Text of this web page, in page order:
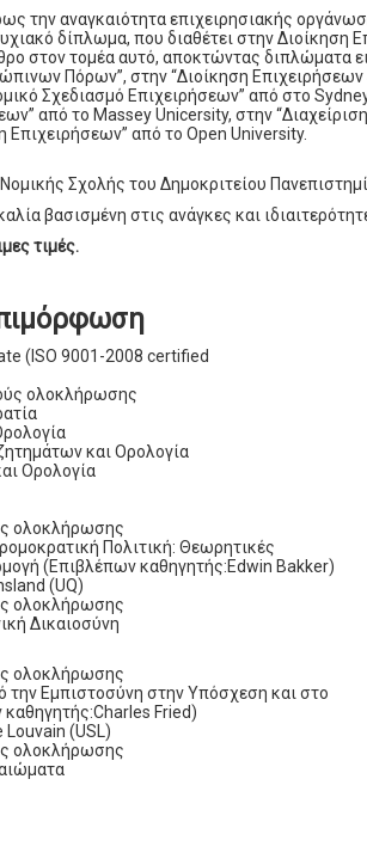
την αναγκαιότητα επιχειρησιακής
δίπλωμα, που διαθέτει στην Διοίκηση
στον τομέα αυτό, αποκτώντας διπλώματα
Πόρων”, στην “Διοίκηση Επιχειρήσεων
Σχεδιασμό Επιχειρήσεων” από στο
από το Massey Unicersity, στην
Επιχειρήσεων” από το Open University.
Σχολής του Δημοκριτείου
βασισμένη στις ανάγκες και
τιμές.
(ISO 9001-2008 certified
ολοκλήρωσης
και Ορολογία
Ορολογία
ολοκλήρωσης
Πολιτική: Θεωρητικές
(Επιβλέπων καθηγητής:Edwin Bakker)
(UQ)
ολοκλήρωσης
Δικαιοσύνη
ολοκλήρωσης
την Εμπιστοσύνη στην Υπόσχεση και στο
Fried)
(USL)
ολοκλήρωσης